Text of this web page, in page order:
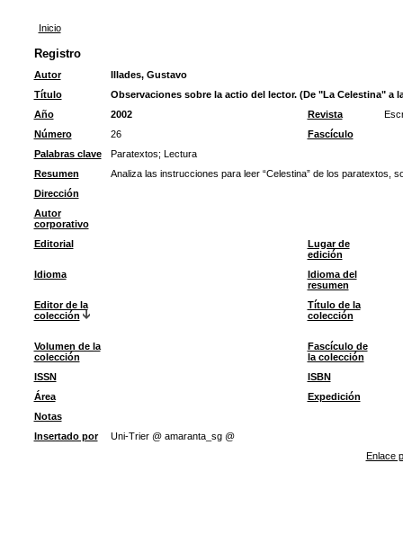
Inicio
Registro
Autor
Illades, Gustavo
Título
Observaciones sobre la actio del lector. (De "La Celestina" a
Año
2002 Revista
Número
26
Fascículo
Palabras clave
Paratextos; Lectura
Resumen
Analiza las instrucciones para leer “Celestina” de los paratextos,
Dirección
Autor
corporativo
Editorial
Lugar de
edición
Idioma
Idioma del
resumen
Editor de la
colección
Título de la
colección
Volumen de la
colección
Fascículo de
la colección
ISSN
ISBN
Área
Expedición
Notas
Insertado por
Uni-Trier @ amaranta_sg @
Enlace